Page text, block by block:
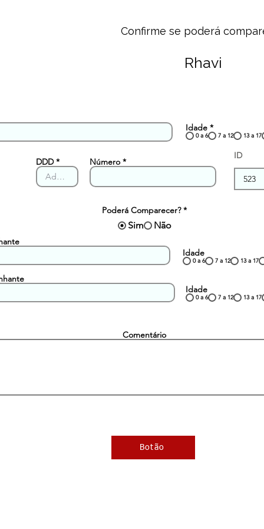
Confirme se poderá
Rhavi
Idade *
0 a 6 7 a 12 13 a 17
DDD Número
ID
Poderá Comparecer? *
Sim Não
Idade
0 a 6 7 a 12 13 a 17
Idade
0 a 6 7 a 12 13 a 17
Comentário
Botão